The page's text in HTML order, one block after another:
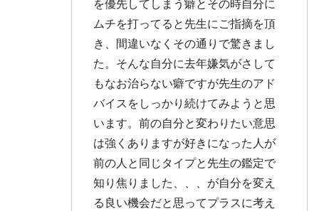
を優先してしまう癖とその時自分に
ムチを打ってると先生にご指摘を頂
き、間違いなくその通りで驚きまし
た。そんな自分に去年嫌気がさして
もなお治らない癖ですが先生のアド
バイスをしっかり続けてみようと思
います。前の自分と変わりたい意思
は強くありますが好きになった人が
前の人と同じタイプと先生の鑑定で
知り焦りました、、、が自分を変え
る良い機会だと思ってプラスに考え